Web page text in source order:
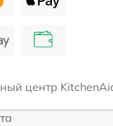
центр